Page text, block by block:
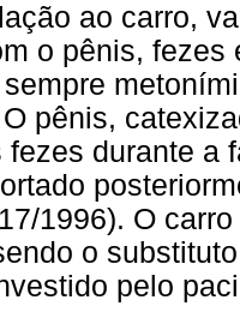
ao carro,
o pênis, fezes
pênis,
fezes durante a
1996). O
o
pelo